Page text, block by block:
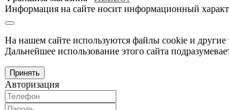
Информация на сайте носит информационный
На нашем сайте используются файлы cookie и другие
Дальнейшее использование этого сайта
Принять
Авторизация